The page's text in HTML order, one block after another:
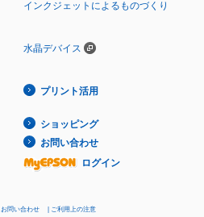
インクジェットによるものづくり
水晶デバイス
プリント活用
ショッピング
お問い合わせ
ログイン
お問い合わせ ご利用上の注意